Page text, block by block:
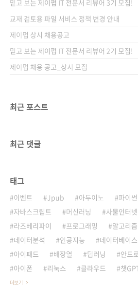
2012년 4월 20일 페이지 416쪽 판 형 4*6배판
변형(188*245) 반양장(Soft Cover) 정 가
28,000원 ISBN 978-89-94506-39-5 부가기
호: 13560 분 야 클라우드 / 데이터베이스 키워
드..
믿고 보는 제이펍 IT 전문서 리뷰어 3기 모집!
교재 검토용 파일 서비스 정책 변경 안내
제이펍 상시 채용공고
믿고 보는 제이펍 IT 전문서 리뷰어 2기 모집!
제이펍 채용 공고_상시 모집
최근 포스트
최근 댓글
태그
이벤트 Jpub 아두이노 파이썬
자바스크립트
머신러닝 사물인터넷
라즈베리파이
프로그래밍 알고리즘
데이터분석
인공지능 데이터베이스
아이패드
배장열 딥러닝 안드
아이폰
리눅스 클라우드 챗
더보기